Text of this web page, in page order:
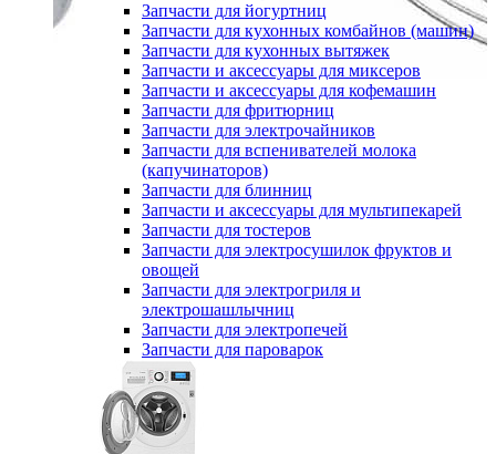
Запчасти для йогуртниц
Запчасти для кухонных комбайнов (машин)
Запчасти для кухонных вытяжек
Запчасти и аксессуары для миксеров
Запчасти и аксессуары для кофемашин
Запчасти для фритюрниц
Запчасти для электрочайников
Запчасти для вспенивателей молока
(капучинаторов)
Запчасти для блинниц
Запчасти и аксессуары для мультипекарей
Запчасти для тостеров
Запчасти для электросушилок фруктов и
овощей
Запчасти для электрогриля и
электрошашлычниц
Запчасти для электропечей
Запчасти для пароварок